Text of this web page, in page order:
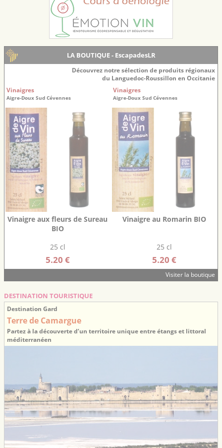
LA BOUTIQUE - EscapadesLR
Découvrez notre sélection de produits régionaux
du Languedoc-Roussillon en Occitanie
Vinaigres
Aigre-Doux Sud Cévennes
Vinaigre aux fleurs de Sureau
BIO
25 cl
5.20 €
Vinaigres
Aigre-Doux Sud Cévennes
Vinaigre au Romarin BIO
25 cl
5.20 €
Visiter la boutique
DESTINATION TOURISTIQUE
Destination Gard
Terre de Camargue
Partez à la découverte d’un territoire unique entre étangs et littoral
méditerranéen